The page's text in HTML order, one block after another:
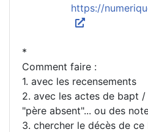
https://
*
Comment faire :
1. avec les recensements
2. avec les actes de bapt
"père absent"... ou des
3. chercher le décès de